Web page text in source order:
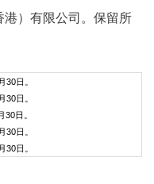
）有限公司。保留所
30日。
30日。
日。
30日。
30日。